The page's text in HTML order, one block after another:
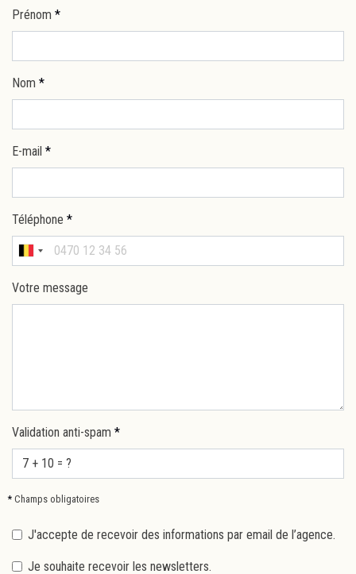
Prénom *
Nom *
E-mail *
Téléphone *
Votre message
Validation anti-spam *
* Champs obligatoires
J'accepte de recevoir des informations par email de l’agence.
Je souhaite recevoir les newsletters.